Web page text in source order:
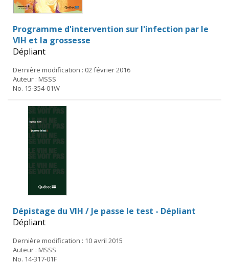
Programme d'intervention sur l'infection par le
VIH et la grossesse
Dépliant
Dernière modification : 02 février 2016
Auteur : MSSS
No. 15-354-01W
Dépistage du VIH / Je passe le test - Dépliant
Dépliant
Dernière modification : 10 avril 2015
Auteur : MSSS
No. 14-317-01F